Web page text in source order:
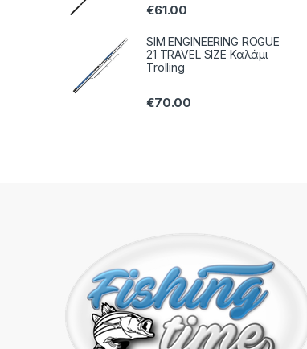
€61.00
SIM ENGINEERING ROGUE
21 TRAVEL SIZE Καλάμι
Trolling
€70.00